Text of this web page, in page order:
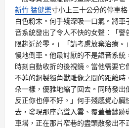
新竹 猛健樂寸小上三十公分的停車
白色粉末。何手殘深吸一口氣。將
音系統發出了令人不快的女聲：「警
限趨近於零。」「請考慮放棄治療
慢地倒車。他最討厭的不是語音系統
時刻自動收折的後視鏡。當他需要它
不菲的銅製獨角獸雕像之間的距離時
朵一樣，優雅地縮了回去。同時發出
反正你也停不好。」何手殘感覺心
去，發現那座高聳入雲、覆蓋著鏽跡
車塔，正在那片窄巷的盡頭散發出不